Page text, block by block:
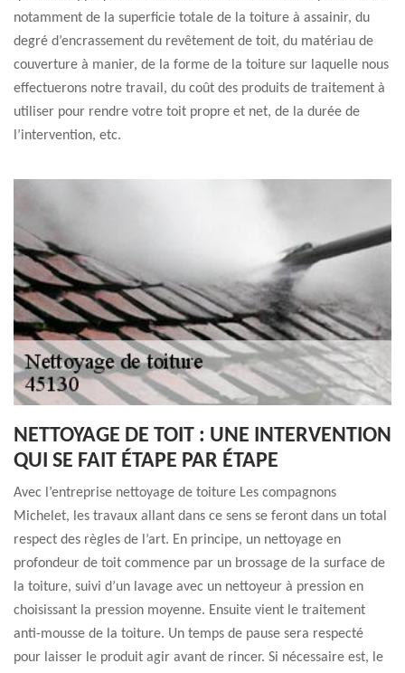
notamment de la superficie totale de la toiture à assainir, du
degré d’encrassement du revêtement de toit, du matériau de
couverture à manier, de la forme de la toiture sur laquelle nous
effectuerons notre travail, du coût des produits de traitement à
utiliser pour rendre votre toit propre et net, de la durée de
l’intervention, etc.
NETTOYAGE DE TOIT : UNE INTERVENTION
QUI SE FAIT ÉTAPE PAR ÉTAPE
Avec l’entreprise nettoyage de toiture Les compagnons
Michelet, les travaux allant dans ce sens se feront dans un total
respect des règles de l’art. En principe, un nettoyage en
profondeur de toit commence par un brossage de la surface de
la toiture, suivi d’un lavage avec un nettoyeur à pression en
choisissant la pression moyenne. Ensuite vient le traitement
anti-mousse de la toiture. Un temps de pause sera respecté
pour laisser le produit agir avant de rincer. Si nécessaire est, le